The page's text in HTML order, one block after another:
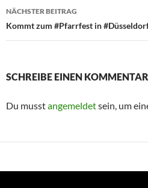
NÄCHSTER BEITRAG
Kommt zum #Pfarrfest in
SCHREIBE EINEN KOMMENTAR
Du musstangemeldetsein, um